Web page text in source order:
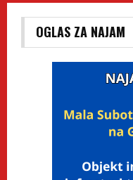
OGLAS ZA NAJAM